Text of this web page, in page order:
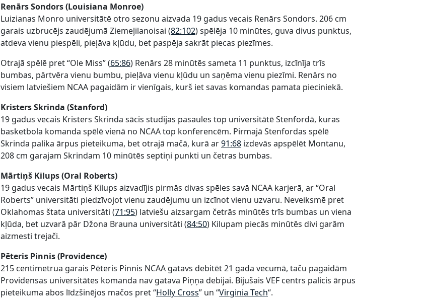
Renārs Sondors (Louisiana Monroe)
Luizianas Monro universitātē otro sezonu aizvada 19 gadus vecais Renārs Sondors. 206 cm
garais uzbrucējs zaudējumā Ziemeļilanoisai (82:102) spēlēja 10 minūtes, guva divus punktus,
atdeva vienu piespēli, pieļāva kļūdu, bet paspēja sakrāt piecas piezīmes.
Otrajā spēlē pret “Ole Miss” (65:86) Renārs 28 minūtēs sameta 11 punktus, izcīnīja trīs
bumbas, pārtvēra vienu bumbu, pieļāva vienu kļūdu un saņēma vienu piezīmi. Renārs no
visiem latviešiem NCAA pagaidām ir vienīgais, kurš iet savas komandas pamata pieciniekā.
Kristers Skrinda (Stanford)
19 gadus vecais Kristers Skrinda sācis studijas pasaules top universitātē Stenfordā, kuras
basketbola komanda spēlē vienā no NCAA top konferencēm. Pirmajā Stenfordas spēlē
Skrinda palika ārpus pieteikuma, bet otrajā mačā, kurā ar91:68 izdevās apspēlēt Montanu,
208 cm garajam Skrindam 10 minūtēs septiņi punkti un četras bumbas.
Mārtiņš Kilups (Oral Roberts)
19 gadus vecais Mārtiņš Kilups aizvadījis pirmās divas spēles savā NCAA karjerā, ar “Oral
Roberts” universitāti piedzīvojot vienu zaudējumu un izcīnot vienu uzvaru. Neveiksmē pret
Oklahomas štata universitāti (71:95) latviešu aizsargam četrās minūtēs trīs bumbas un viena
kļūda, bet uzvarā pār Džona Brauna universitāti (84:50) Kilupam piecās minūtēs divi garām
aizmesti trejači.
Pēteris Pinnis (Providence)
215 centimetrua garais Pēteris Pinnis NCAA gatavs debitēt 21 gada vecumā, taču pagaidām
Providensas universitātes komanda nav gatava Piņņa debijai. Bijušais VEF centrs palicis ārpus
pieteikuma abos līdzšinējos mačos pret “Holly Cross” un “Virginia Tech“.